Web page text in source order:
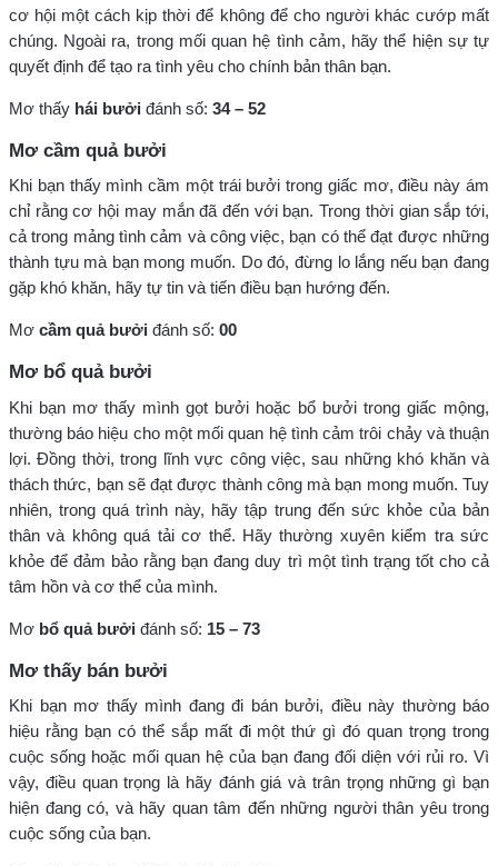
cơ hội một cách kịp thời để không để cho người khác cướp mất
chúng. Ngoài ra, trong mối quan hệ tình cảm, hãy thể hiện sự tự
quyết định để tạo ra tình yêu cho chính bản thân bạn.
Mơ thấy hái bưởi đánh số: 34 – 52
Mơ cầm quả bưởi
Khi bạn thấy mình cầm một trái bưởi trong giấc mơ, điều này ám
chỉ rằng cơ hội may mắn đã đến với bạn. Trong thời gian sắp tới,
cả trong mảng tình cảm và công việc, bạn có thể đạt được những
thành tựu mà bạn mong muốn. Do đó, đừng lo lắng nếu bạn đang
gặp khó khăn, hãy tự tin và tiến điều bạn hướng đến.
Mơ cầm quả bưởi đánh số: 00
Mơ bổ quả bưởi
Khi bạn mơ thấy mình gọt bưởi hoặc bổ bưởi trong giấc mộng,
thường báo hiệu cho một mối quan hệ tình cảm trôi chảy và thuận
lợi. Đồng thời, trong lĩnh vực công việc, sau những khó khăn và
thách thức, bạn sẽ đạt được thành công mà bạn mong muốn. Tuy
nhiên, trong quá trình này, hãy tập trung đến sức khỏe của bản
thân và không quá tải cơ thể. Hãy thường xuyên kiểm tra sức
khỏe để đảm bảo rằng bạn đang duy trì một tình trạng tốt cho cả
tâm hồn và cơ thể của mình.
Mơ bổ quả bưởi đánh số: 15 – 73
Mơ thấy bán bưởi
Khi bạn mơ thấy mình đang đi bán bưởi, điều này thường báo
hiệu rằng bạn có thể sắp mất đi một thứ gì đó quan trọng trong
cuộc sống hoặc mối quan hệ của bạn đang đối diện với rủi ro. Vì
vậy, điều quan trọng là hãy đánh giá và trân trọng những gì bạn
hiện đang có, và hãy quan tâm đến những người thân yêu trong
cuộc sống của bạn.